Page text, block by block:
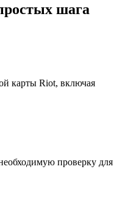
шага
карты Riot, включая
проверку для